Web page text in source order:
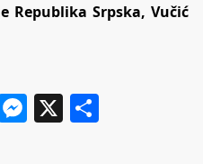
Republika Srpska, Vučić
Messenger
X